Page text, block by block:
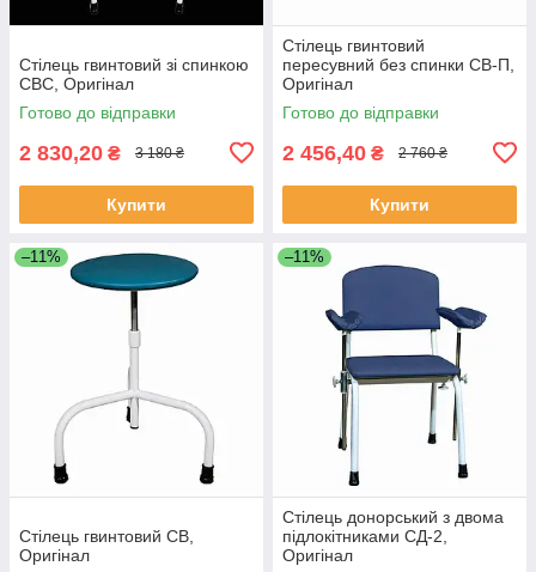
Стілець гвинтовий зі спинкою
СВС, Оригінал
Готово до відправки
2 830,20 ₴ 3 180 ₴
Купити
Стілець гвинтовий
пересувний без спинки СВ-П,
Оригінал
Готово до відправки
2 456,40 ₴ 2 760 ₴
Купити
–11%
Стілець гвинтовий СВ,
Оригінал
–11%
Стілець донорський з двома
підлокітниками СД-2,
Оригінал